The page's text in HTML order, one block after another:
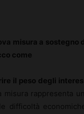
misura a
come
il peso degli
misura rappresenta